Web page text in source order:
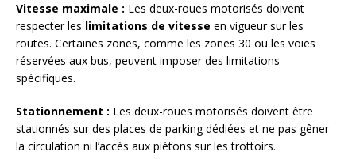
Vitesse maximale : Les deux-roues motorisés doivent
respecter les limitations de vitesse en vigueur sur les
routes. Certaines zones, comme les zones 30 ou les voies
réservées aux bus, peuvent imposer des limitations
spécifiques.
Stationnement : Les deux-roues motorisés doivent être
stationnés sur des places de parking dédiées et ne pas gêner
la circulation ni l’accès aux piétons sur les trottoirs.